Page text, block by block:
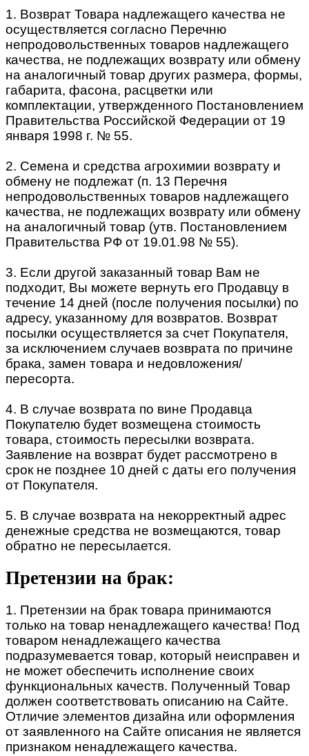
1. Возврат Товара надлежащего качества не
осуществляется согласно Перечню
непродовольственных товаров надлежащего
качества, не подлежащих возврату или обмену
на аналогичный товар других размера, формы,
габарита, фасона, расцветки или
комплектации, утвержденного Постановлением
Правительства Российской Федерации от 19
января 1998 г. № 55.
2. Семена и средства агрохимии возврату и
обмену не подлежат (п. 13 Перечня
непродовольственных товаров надлежащего
качества, не подлежащих возврату или обмену
на аналогичный товар (утв. Постановлением
Правительства РФ от 19.01.98 № 55).
3. Если другой заказанный товар Вам не
подходит, Вы можете вернуть его Продавцу в
течение 14 дней (после получения посылки) по
адресу, указанному для возвратов. Возврат
посылки осуществляется за счет Покупателя,
за исключением случаев возврата по причине
брака, замен товара и недовложения/
пересорта.
4. В случае возврата по вине Продавца
Покупателю будет возмещена стоимость
товара, стоимость пересылки возврата.
Заявление на возврат будет рассмотрено в
срок не позднее 10 дней с даты его получения
от Покупателя.
5. В случае возврата на некорректный адрес
денежные средства не возмещаются, товар
обратно не пересылается.
Претензии на брак:
1. Претензии на брак товара принимаются
только на товар ненадлежащего качества! Под
товаром ненадлежащего качества
подразумевается товар, который неисправен и
не может обеспечить исполнение своих
функциональных качеств. Полученный Товар
должен соответствовать описанию на Сайте.
Отличие элементов дизайна или оформления
от заявленного на Сайте описания не является
признаком ненадлежащего качества.